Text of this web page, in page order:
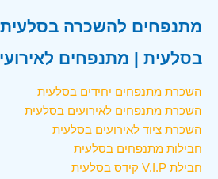
מתנפחים להשכרה
בסלעית | מתנפחים
השכרת מתנפחים יחידים בסלעית
השכרת מתנפחים לאירועים בסלעית
השכרת ציוד לאירועים בסלעית
חבילות מתנפחים בסלעית
חבילת V.I.P קידס בסלעית